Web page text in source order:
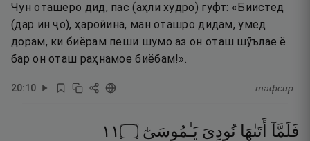
Чун оташеро дид, пас (аҳли худро) гуфт: «Биистед
(дар ин ҷо), ҳаройина, ман оташро дидам, умед
дорам, ки биёрам пеши шумо аз он оташ шӯълае ё
бар он оташ раҳнамое биёбам!».
20:10 тафсир
فَلَمَّآ أَتَىٰهَا نُودِىَ يَـٰمُوسَىٰٓ ۝١١